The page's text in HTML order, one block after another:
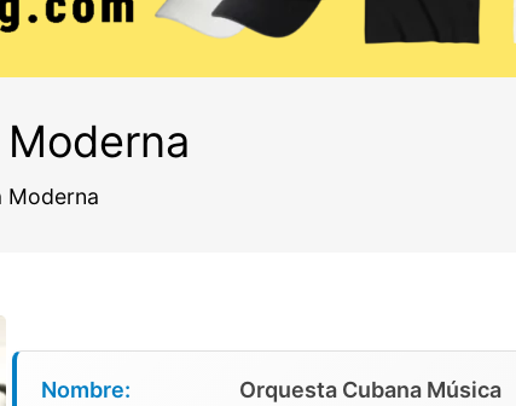
Moderna
Nombre:
Orquesta Cubana Música